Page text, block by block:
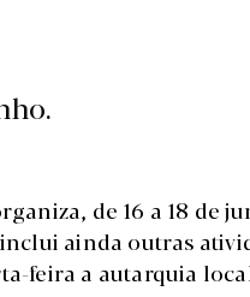
de 16 a 18 de
ainda outras
feira a autarquia